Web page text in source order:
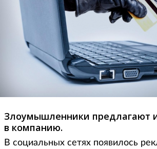
Злоумышленники предлагают
в компанию.
В социальных сетях появилось